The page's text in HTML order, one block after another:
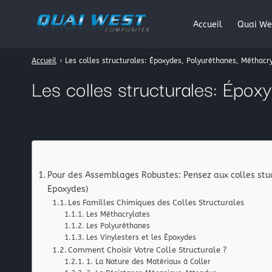
Les colles structurales:
Accueil › Les colles structurales: Époxydes, Polyuréthanes,
Pour des Assemblages Robustes: Pensez aux colles
Epoxydes)
Les Familles Chimiques des Colles Structurales
Les Méthacrylates
Les Polyuréthanes
Les Vinylesters et les Époxydes
Comment Choisir Votre Colle Structurale ?
1. La Nature des Matériaux à Coller
Accueil Quai
: